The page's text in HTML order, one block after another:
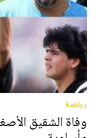
رياضة
وفاة الشقيق